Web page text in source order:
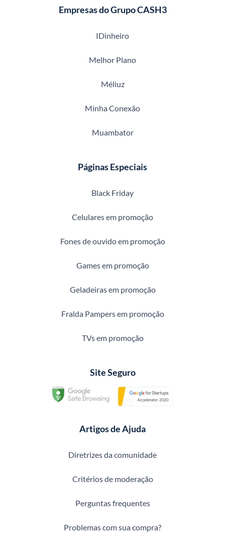
Empresas do Grupo CASH3
IDinheiro
Melhor Plano
Méliuz
Minha Conexão
Muambator
Páginas Especiais
Black Friday
Celulares em promoção
Fones de ouvido em promoção
Games em promoção
Geladeiras em promoção
Fralda Pampers em promoção
TVs em promoção
Site Seguro
Artigos de Ajuda
Diretrizes da comunidade
Critérios de moderação
Perguntas frequentes
Problemas com sua compra?